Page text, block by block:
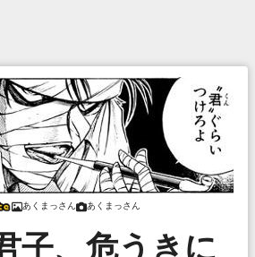
あくまっさん あくまっさん
子、危うきに